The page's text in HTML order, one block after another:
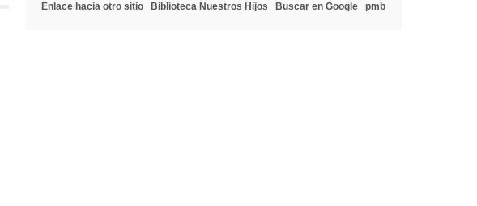
Enlace hacia otro sitio Biblioteca Nuestros Hijos Buscar en Google pmb